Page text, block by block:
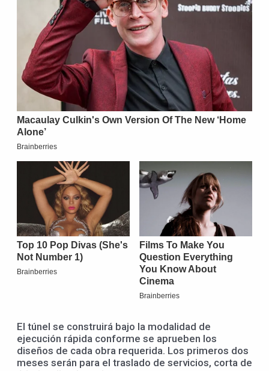
El túnel se construirá bajo la modalidad de
ejecución rápida conforme se aprueben los
diseños de cada obra requerida. Los primeros dos
meses serán para el traslado de servicios, corta de